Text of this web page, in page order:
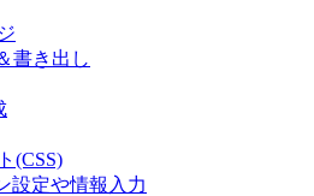
書き出し
(CSS)
設定や情報入力